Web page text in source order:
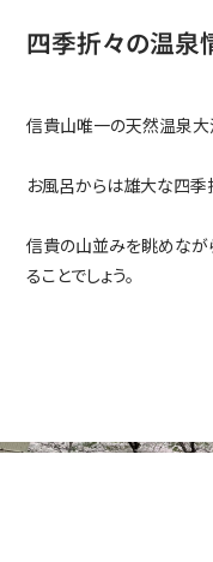
四季折々の温泉
信貴山唯一の天然温泉大
お風呂からは雄大な四季
信貴の山並みを眺めなが
ることでしょう。